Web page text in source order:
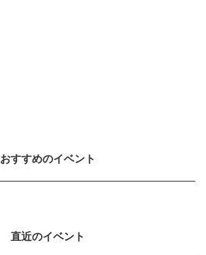
おすすめのイベント
直近のイベント